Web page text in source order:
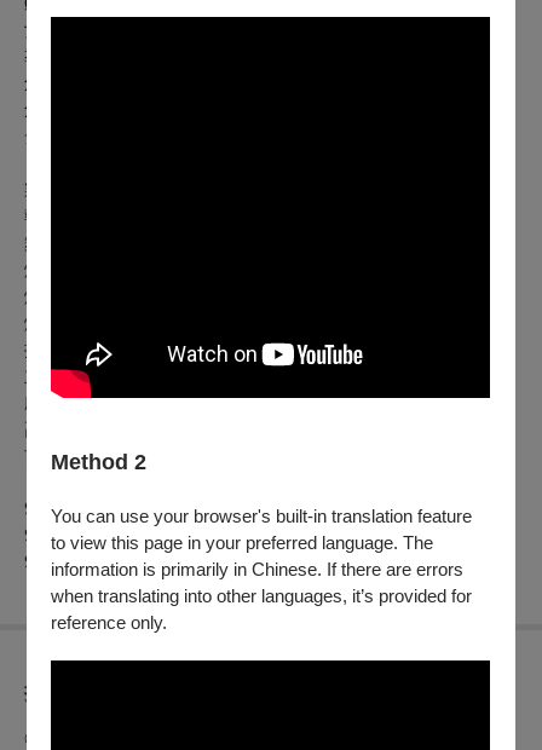
Method 2
You can use your browser's built-in translation feature
to view this page in your preferred language. The
information is primarily in Chinese. If there are errors
when translating into other languages, it’s provided for
reference only.
女子馬戲平台不只是演出呈現的藝術展演平台，經由課程學習
導師陪伴，思緒彙集交流，將這股力量延續下去。
創作導師｜王弈樺、陳彥斌、蘇品文
創作者｜王育羚、梅芷菱、許照慈、蕭似綿、賴玟芳、藍翊
云、鄺杏宜
製作人｜李仕洋
執行製作｜章家妤
舞台監督｜穆雨宸
燈光設計｜王宥珺
燈光技術指導｜許俞苓
燈光技術人員｜王庭悅、陳威遠、鄭智隆
排練助理｜林建賢、洪加榮
主視覺設計｜物以類聚視覺整合
劇照拍攝｜陳智皓
高空技術執行｜薪生民俗傳藝劇團
前台人員｜周郁方、黃玟樺、簡筱芷、陳彥融
9/17（六）14：30（王弈樺+七位創作者）
9/17（六）19：30（蘇品文+七位創作者）
9/18（日）14：30（陳彥斌+七位創作者）
折扣方案
◎身心障礙人士及陪同者1名購票5折優待，入場時應出示身心